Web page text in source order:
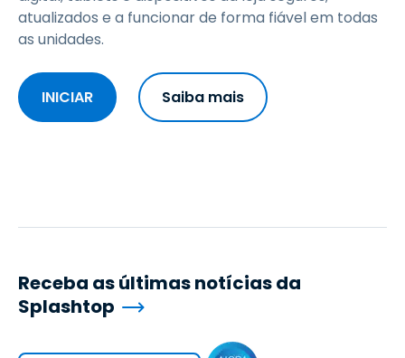
atualizados e a funcionar de forma fiável em todas
as unidades.
INICIAR Saiba mais
Receba as últimas notícias da
Splashtop